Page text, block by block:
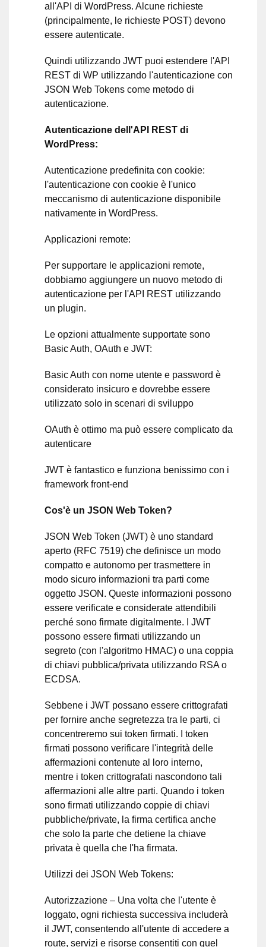
all'API di WordPress. Alcune richieste
(principalmente, le richieste POST) devono
essere autenticate.
Quindi utilizzando JWT puoi estendere l'API
REST di WP utilizzando l'autenticazione con
JSON Web Tokens come metodo di
autenticazione.
Autenticazione dell'API REST di
WordPress:
Autenticazione predefinita con cookie:
l'autenticazione con cookie è l'unico
meccanismo di autenticazione disponibile
nativamente in WordPress.
Applicazioni remote:
Per supportare le applicazioni remote,
dobbiamo aggiungere un nuovo metodo di
autenticazione per l'API REST utilizzando
un plugin.
Le opzioni attualmente supportate sono
Basic Auth, OAuth e JWT:
Basic Auth con nome utente e password è
considerato insicuro e dovrebbe essere
utilizzato solo in scenari di sviluppo
OAuth è ottimo ma può essere complicato da
autenticare
JWT è fantastico e funziona benissimo con i
framework front-end
Cos'è un JSON Web Token?
JSON Web Token (JWT) è uno standard
aperto (RFC 7519) che definisce un modo
compatto e autonomo per trasmettere in
modo sicuro informazioni tra parti come
oggetto JSON. Queste informazioni possono
essere verificate e considerate attendibili
perché sono firmate digitalmente. I JWT
possono essere firmati utilizzando un
segreto (con l'algoritmo HMAC) o una coppia
di chiavi pubblica/privata utilizzando RSA o
ECDSA.
Sebbene i JWT possano essere crittografati
per fornire anche segretezza tra le parti, ci
concentreremo sui token firmati. I token
firmati possono verificare l'integrità delle
affermazioni contenute al loro interno,
mentre i token crittografati nascondono tali
affermazioni alle altre parti. Quando i token
sono firmati utilizzando coppie di chiavi
pubbliche/private, la firma certifica anche
che solo la parte che detiene la chiave
privata è quella che l'ha firmata.
Utilizzi dei JSON Web Tokens:
Autorizzazione – Una volta che l'utente è
loggato, ogni richiesta successiva includerà
il JWT, consentendo all'utente di accedere a
route, servizi e risorse consentiti con quel